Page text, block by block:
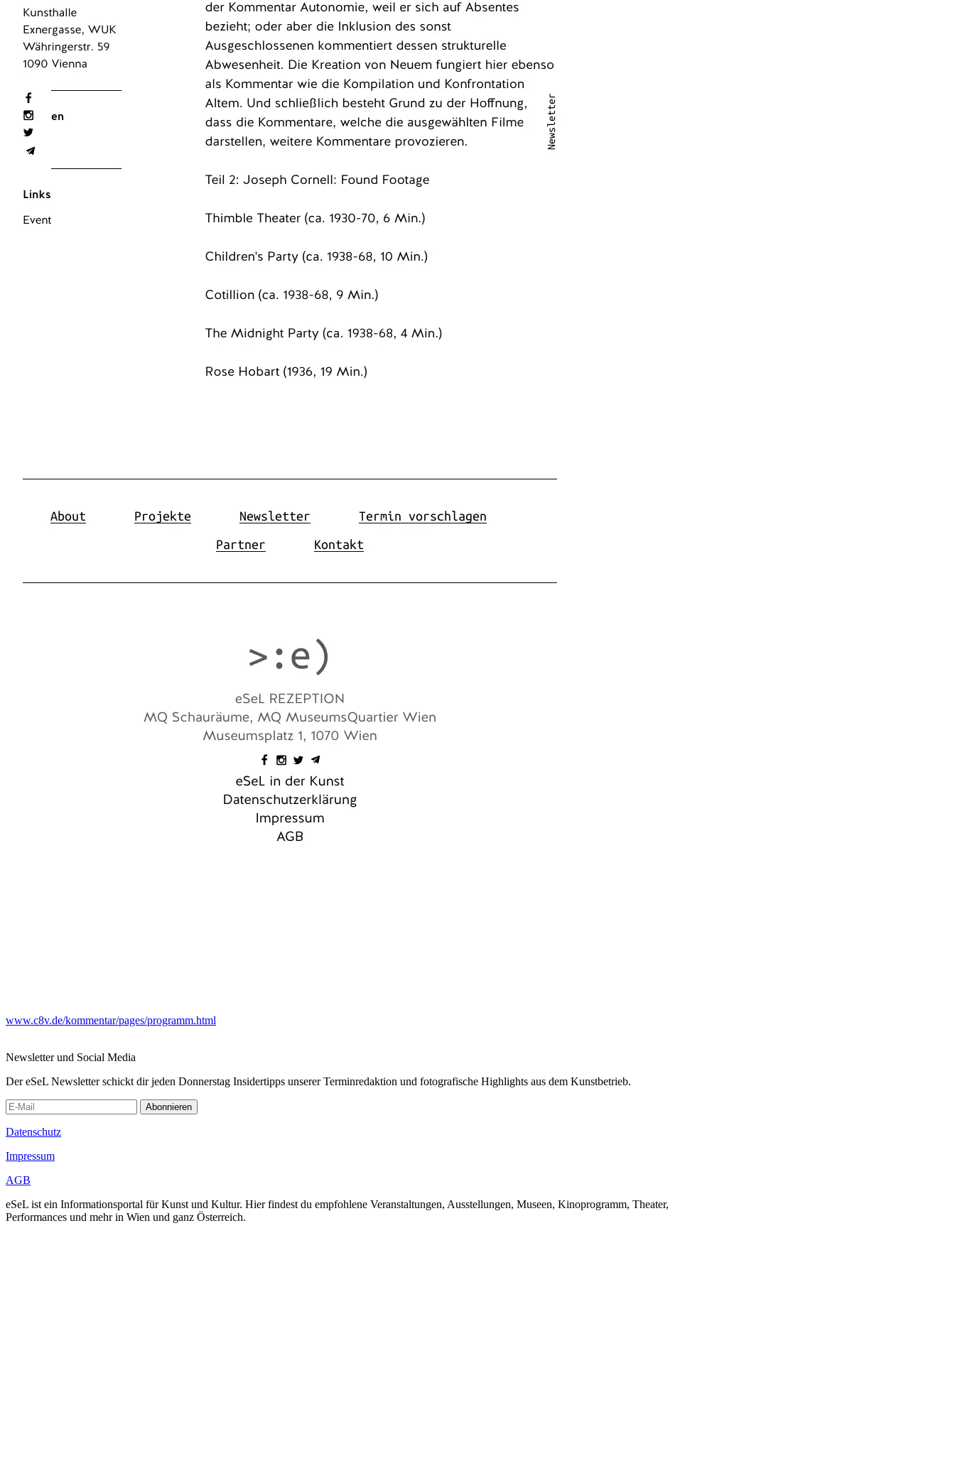
www.c8v.de/kommentar/pages/programm.html
Newsletter und Social Media
Der eSeL Newsletter schickt dir jeden Donnerstag Insidertipps unserer Terminredaktion und fotografische Highlights aus dem Kunstbetrieb.
Abonnieren
Datenschutz
Impressum
AGB
eSeL ist ein Informationsportal für Kunst und Kultur. Hier findest du empfohlene Veranstaltungen, Ausstellungen, Museen, Kinoprogramm, Theater,
Performances und mehr in Wien und ganz Österreich.